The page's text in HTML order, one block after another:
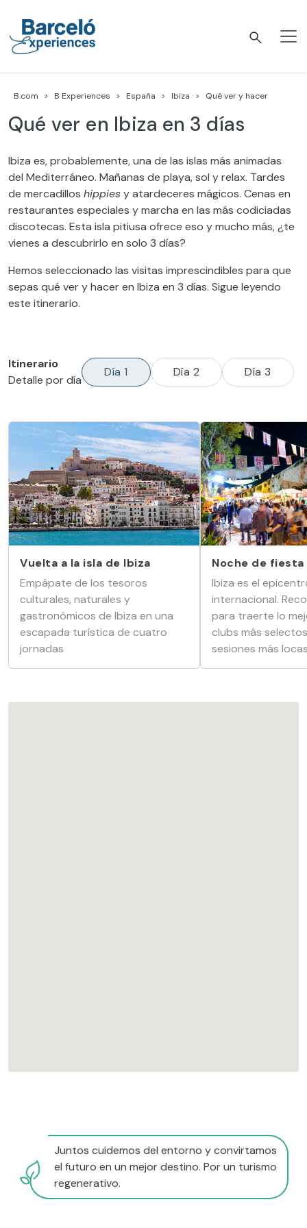
content
B.com B Experiences España Ibiza Qué ver y hacer
Qué ver en Ibiza en 3 días
Ibiza es, probablemente, una de las islas más animadas
del Mediterráneo. Mañanas de playa, sol y relax. Tardes
de mercadillos hippiesy atardeceres mágicos. Cenas en
restaurantes especiales y marcha en las más codiciadas
discotecas. Esta isla pitiusa ofrece eso y mucho más, ¿te
vienes a descubrirlo en solo 3 días?
Hemos seleccionado las visitas imprescindibles para que
sepas qué ver y hacer en Ibiza en 3 días. Sigue leyendo
este itinerario.
Itinerario
Detalle por día
Día 1 Día 2 Día 3
Vuelta a la isla de Ibiza
Empápate de los tesoros
culturales, naturales y
gastronómicos de Ibiza en una
escapada turística de cuatro
jornadas
Noche de fiesta
Ibiza es el
internacional.
para traerte lo
clubs más
sesiones más
Juntos cuidemos del entorno y convirtamos
el futuro en un mejor destino. Por un turismo
regenerativo.